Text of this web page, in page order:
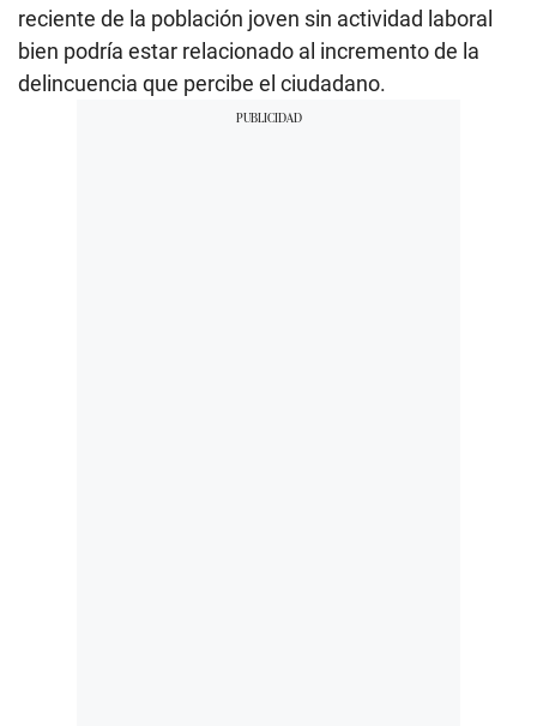
reciente de la población joven sin actividad laboral
bien podría estar relacionado al incremento de la
delincuencia que percibe el ciudadano.